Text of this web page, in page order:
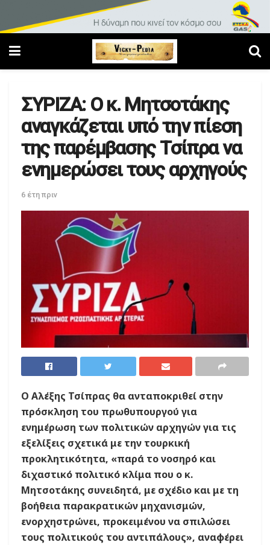
ΣΥΡΙΖΑ: Ο κ. Μητσοτάκης
αναγκάζεται υπό την πίεση
της παρέμβασης Τσίπρα να
ενημερώσει τους αρχηγούς
6 έτη πριν
Ο Αλέξης Τσίπρας θα ανταποκριθεί στην
πρόσκληση του πρωθυπουργού για
ενημέρωση των πολιτικών αρχηγών για τις
εξελίξεις σχετικά με την τουρκική
προκλητικότητα, «παρά το νοσηρό και
διχαστικό πολιτικό κλίμα που ο κ.
Μητσοτάκης συνειδητά, με σχέδιο και με τη
βοήθεια παρακρατικών μηχανισμών,
ενορχηστρώνει, προκειμένου να σπιλώσει
τους πολιτικούς του αντιπάλους», αναφέρει